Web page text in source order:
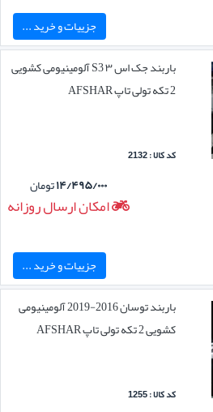
جزییات و خرید ...
باربند جک اس ۳ S3 آلومینیومی کشویی
2 تکه تولی تاپ AFSHAR
کد کالا : 2132
۱۴/۴۹۵/۰۰۰تومان
امکان ارسال روزانه
جزییات و خرید ...
باربند توسان 2016-2019 آلومینیومی
کشویی 2 تکه تولی تاپ AFSHAR
کد کالا : 1255